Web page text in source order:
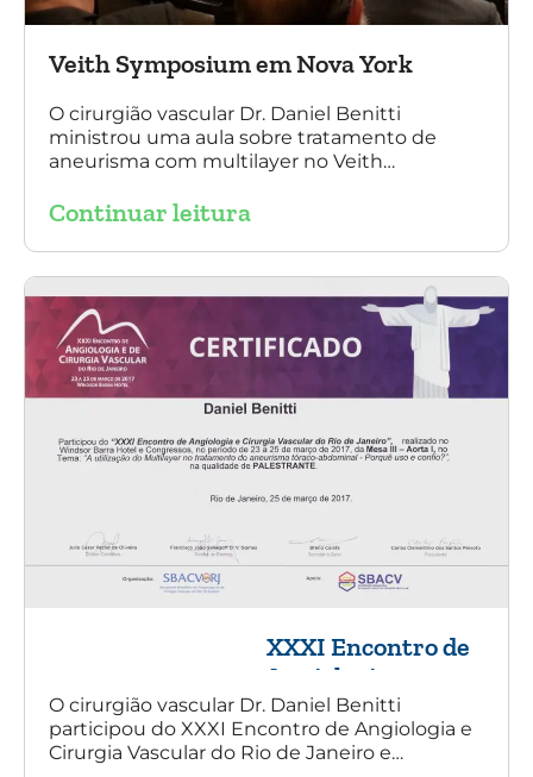
Veith Symposium em Nova York
O cirurgião vascular Dr. Daniel Benitti
ministrou uma aula sobre tratamento de
aneurisma com multilayer no Veith
Continuar leitura
XXXI Encontro de
Angiologia e
Cirurgia Vascular
do Rio de Janeiro
O cirurgião vascular Dr. Daniel Benitti
participou do XXXI Encontro de Angiologia e
Cirurgia Vascular do Rio de Janeiro e